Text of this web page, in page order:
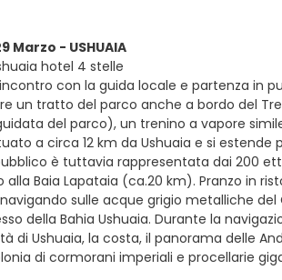
Marzo - USHUAIA
hotel 4 stelle
con la guida locale e partenza in
un tratto del parco anche a bordo del
del parco), un trenino a vapore
a circa 12 km da Ushuaia e si
è tuttavia rappresentata dai 200
alla Baia Lapataia (ca.20 km). Pranzo in
sulle acque grigio metalliche del
della Bahia Ushuaia. Durante la
di Ushuaia, la costa, il panorama delle
di cormorani imperiali e procellarie